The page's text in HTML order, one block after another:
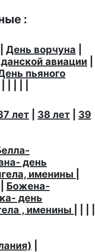
:
День ворчуна
авиации
пьяного
лет 38 лет
39
день
именины
Божена-
день
, именины